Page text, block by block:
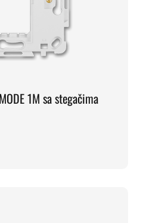
1M sa stegačima